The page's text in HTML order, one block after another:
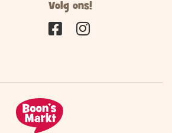
Volg ons!
Facebook